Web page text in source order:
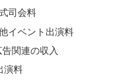
司会料
イベント出演料
関連の収入
演料